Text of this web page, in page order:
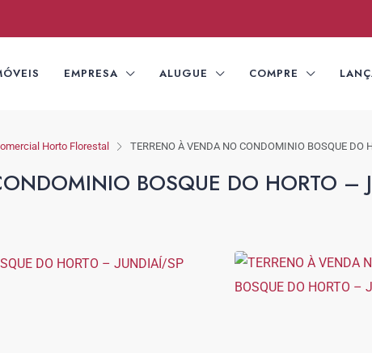
EMPRESA ALUGUE COMPRE
Horto Florestal TERRENO À VENDA NO CONDOMINIO BOSQUE DO
BOSQUE DO HORTO –